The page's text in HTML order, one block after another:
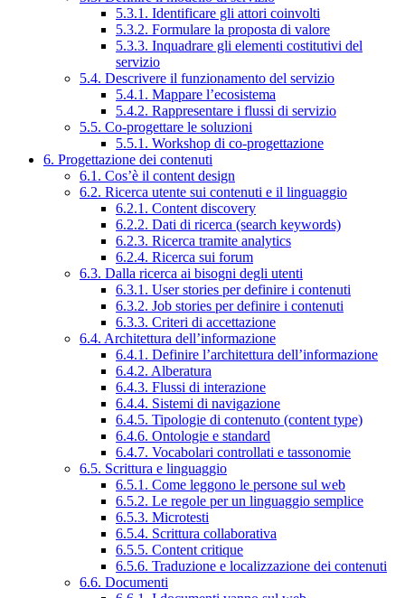
5.3.1. Identificare gli attori coinvolti
5.3.2. Formulare la proposta di valore
5.3.3. Inquadrare gli elementi costitutivi del
servizio
5.4. Descrivere il funzionamento del servizio
5.4.1. Mappare l’ecosistema
5.4.2. Rappresentare i flussi di servizio
5.5. Co-progettare le soluzioni
5.5.1. Workshop di co-progettazione
6. Progettazione dei contenuti
6.1. Cos’è il content design
6.2. Ricerca utente sui contenuti e il linguaggio
6.2.1. Content discovery
6.2.2. Dati di ricerca (search keywords)
6.2.3. Ricerca tramite analytics
6.2.4. Ricerca sui forum
6.3. Dalla ricerca ai bisogni degli utenti
6.3.1. User stories per definire i contenuti
6.3.2. Job stories per definire i contenuti
6.3.3. Criteri di accettazione
6.4. Architettura dell’informazione
6.4.1. Definire l’architettura dell’informazione
6.4.2. Alberatura
6.4.3. Flussi di interazione
6.4.4. Sistemi di navigazione
6.4.5. Tipologie di contenuto (content type)
6.4.6. Ontologie e standard
6.4.7. Vocabolari controllati e tassonomie
6.5. Scrittura e linguaggio
6.5.1. Come leggono le persone sul web
6.5.2. Le regole per un linguaggio semplice
6.5.3. Microtesti
6.5.4. Scrittura collaborativa
6.5.5. Content critique
6.5.6. Traduzione e localizzazione dei contenuti
6.6. Documenti